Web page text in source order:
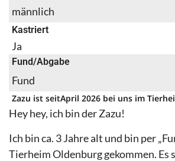
männlich
Kastriert
Ja
Fund/Abgabe
Fund
Zazu ist seitApril 2026 bei uns im
Hey hey, ich bin der Zazu!
Ich bin ca. 3 Jahre alt und bin per
Tierheim Oldenburg gekommen. Es